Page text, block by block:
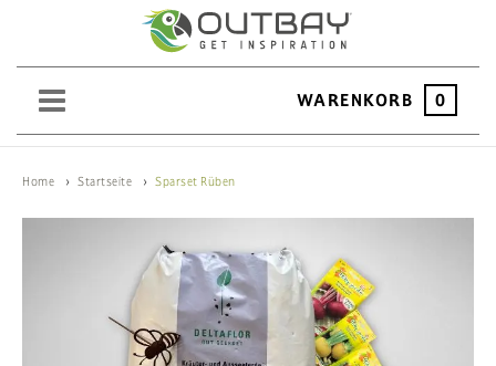
WARENKORB 0
Home Startseite Sparset Rüben